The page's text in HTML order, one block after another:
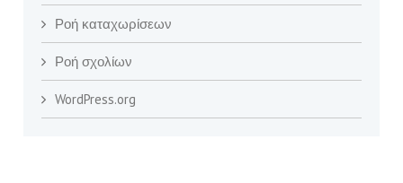
Ροή καταχωρίσεων
Ροή σχολίων
WordPress.org